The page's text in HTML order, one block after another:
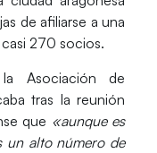
de afiliarse a una
270 socios.
Asociación de
tras la reunión
que «aunque es
un alto número de